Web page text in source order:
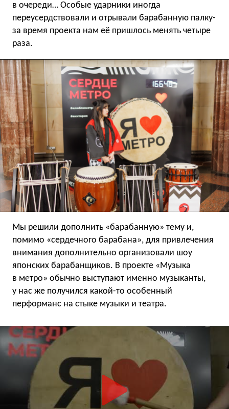
в очереди… Особые ударники иногда
переусердствовали и отрывали барабанную палку-
за время проекта нам её пришлось менять четыре
раза.
Мы решили дополнить «барабанную» тему и,
помимо «сердечного барабана», для привлечения
внимания дополнительно организовали шоу
японских барабанщиков. В проекте «Музыка
в метро» обычно выступают именно музыканты,
у нас же получился какой-то особенный
перформанс на стыке музыки и театра.